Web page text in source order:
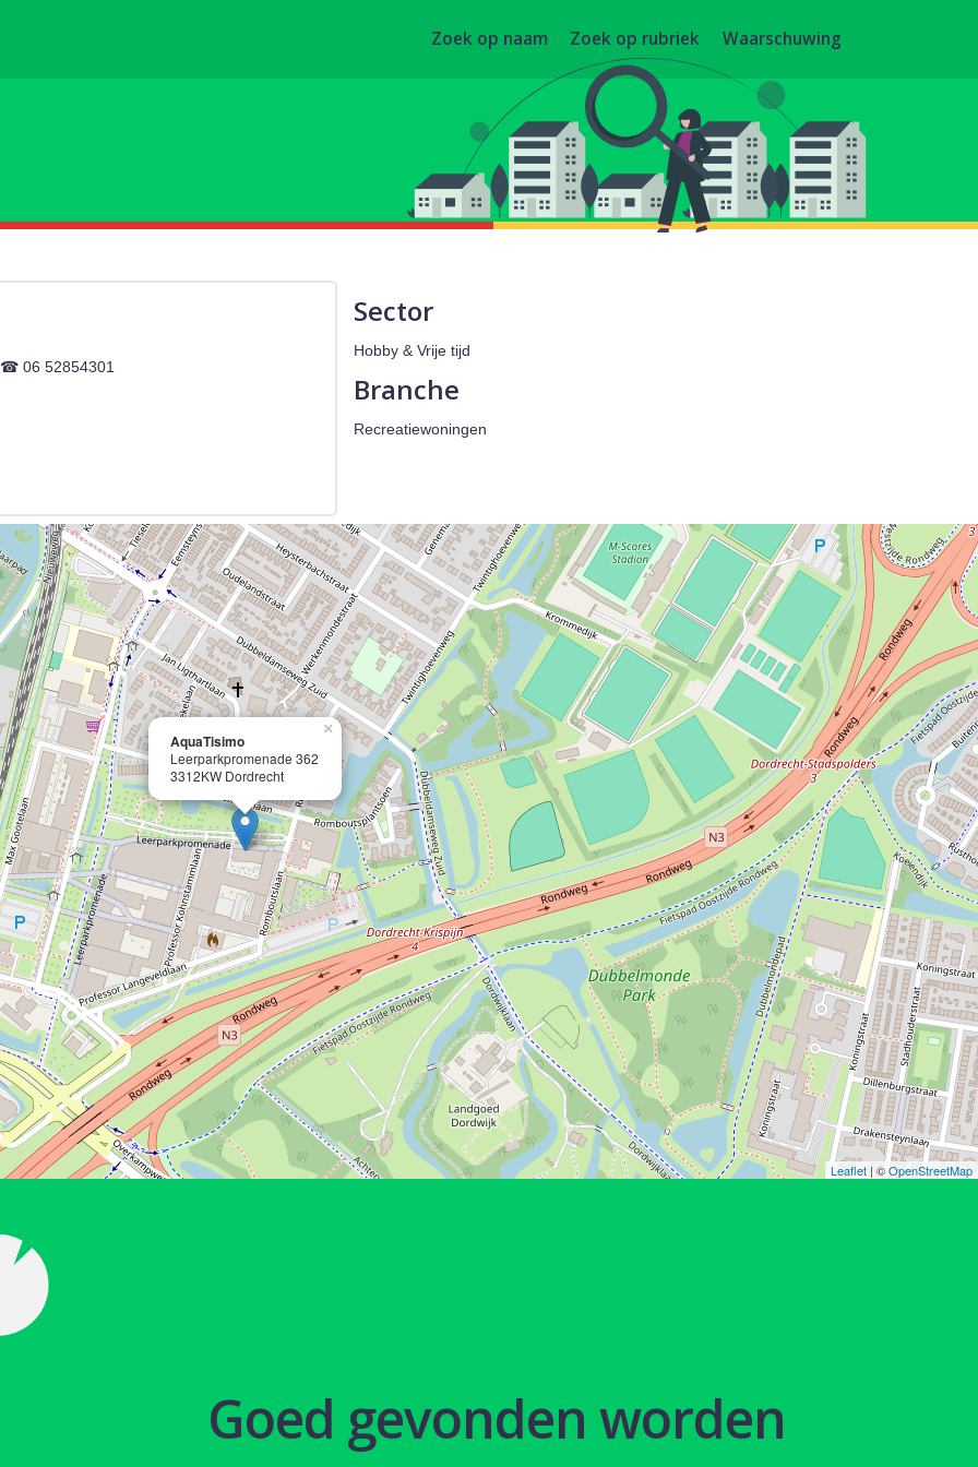
Zoek op naam Zoek op rubriek Waarschuwing
06 52854301
Sector
Hobby & Vrije tijd
Branche
Recreatiewoningen
AquaTisimo
Leerparkpromenade 362
3312KW Dordrecht
×
Leaflet | ©OpenStreetMap
Goed gevonden worden